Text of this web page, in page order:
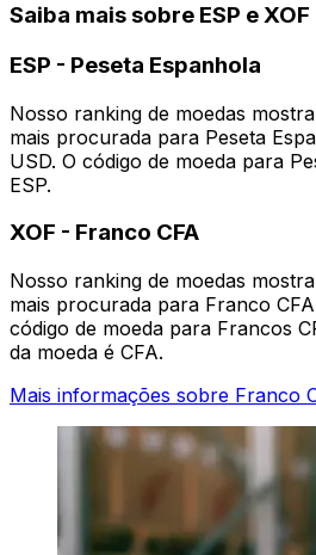
Saiba mais sobre ESP e XOF
ESP - Peseta Espanhola
Nosso ranking de moedas
mais procurada para Peseta
USD. O código de moeda para
ESP.
XOF - Franco CFA
Nosso ranking de moedas
mais procurada para Franco
código de moeda para Francos
da moeda é CFA.
Mais informações sobre Franco